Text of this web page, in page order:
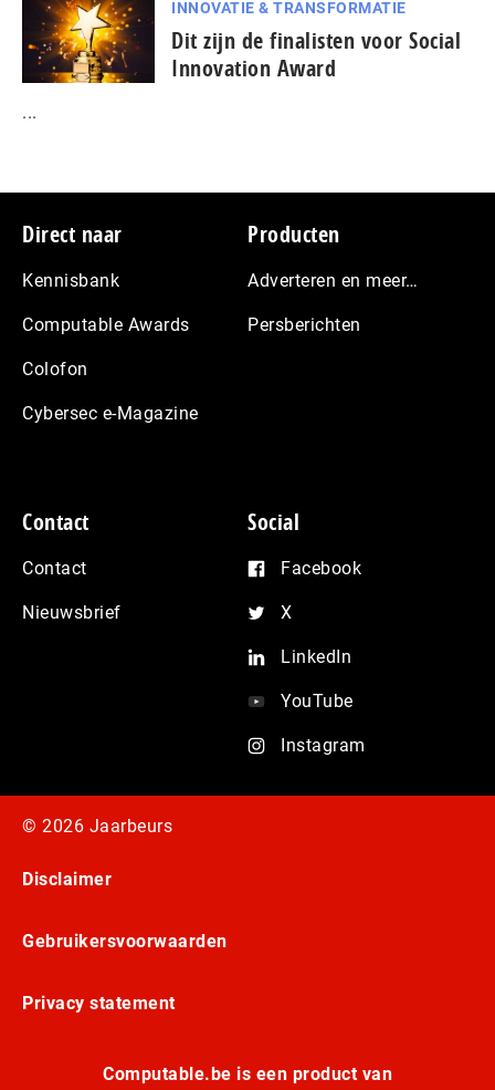
INNOVATIE & TRANSFORMATIE
Dit zijn de finalisten voor Social
Innovation Award
...
Footer
Direct naar
Kennisbank
Computable Awards
Colofon
Cybersec e-Magazine
Producten
Adverteren en meer…
Persberichten
Contact
Contact
Nieuwsbrief
Social
Facebook
X
LinkedIn
YouTube
Instagram
© 2026 Jaarbeurs
Disclaimer
Gebruikersvoorwaarden
Privacy statement
Computable.be is een product van